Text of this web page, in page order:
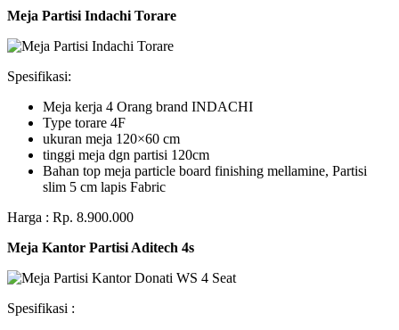
Meja Partisi Indachi Torare
Spesifikasi:
Meja kerja 4 Orang brand INDACHI
Type torare 4F
ukuran meja 120×60 cm
tinggi meja dgn partisi 120cm
Bahan top meja particle board finishing mellamine, Partisi
slim 5 cm lapis Fabric
Harga : Rp. 8.900.000
Meja Kantor Partisi Aditech 4s
Spesifikasi :